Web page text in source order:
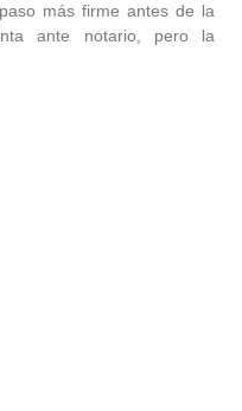
más firme antes de la
ante notario, pero la